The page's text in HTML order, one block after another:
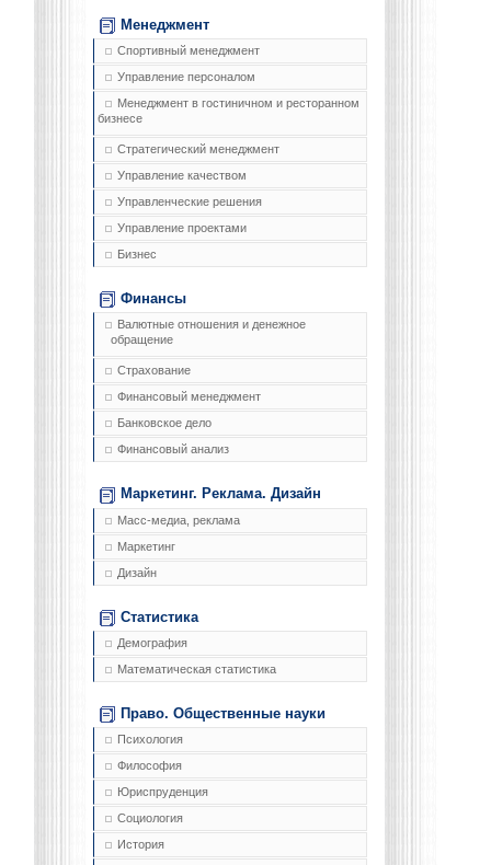
Менеджмент
Спортивный менеджмент
Управление персоналом
Менеджмент в гостиничном и ресторанном
бизнесе
Стратегический менеджмент
Управление качеством
Управленческие решения
Управление проектами
Бизнес
Финансы
Валютные отношения и денежное
обращение
Страхование
Финансовый менеджмент
Банковское дело
Финансовый анализ
Маркетинг. Реклама. Дизайн
Масс-медиа, реклама
Маркетинг
Дизайн
Статистика
Демография
Математическая статистика
Право. Общественные науки
Психология
Философия
Юриспруденция
Социология
История